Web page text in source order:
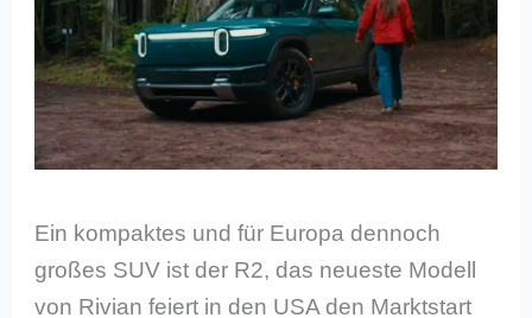
Ein kompaktes und für Europa dennoch
großes SUV ist der R2, das neueste Modell
von Rivian feiert in den USA den Marktstart